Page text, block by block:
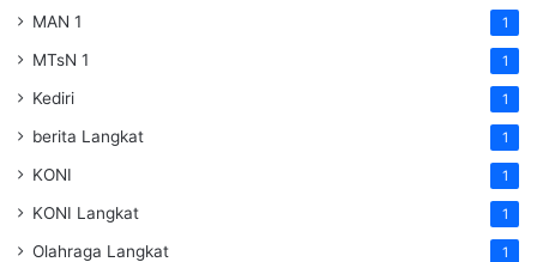
MAN 1 1
MTsN 1 1
Kediri 1
berita Langkat 1
KONI 1
KONI Langkat 1
Olahraga Langkat 1